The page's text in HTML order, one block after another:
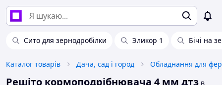
Сито для зернодробілки Эликор 1 Бічі на
Каталог товарів Дача, сад і город
Решіто кормоподрібнювача 4 мм дтз в